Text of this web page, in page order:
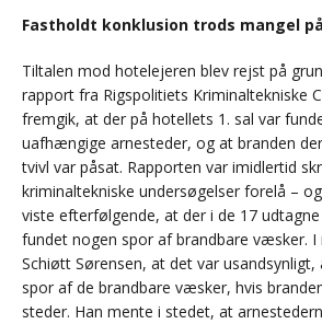
Fastholdt konklusion trods mangel
Tiltalen mod hotelejeren blev rejst på
rapport fra Rigspolitiets Kriminaltekniske
fremgik, at der på hotellets 1. sal var
uafhængige arnesteder, og at branden
tvivl var påsat. Rapporten var imidlertid
kriminaltekniske undersøgelser forelå –
viste efterfølgende, at der i de 17
fundet nogen spor af brandbare væsker.
Schiøtt Sørensen, at det var
spor af de brandbare væsker, hvis
steder. Han mente i stedet, at